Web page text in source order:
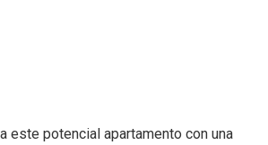
este potencial apartamento con una